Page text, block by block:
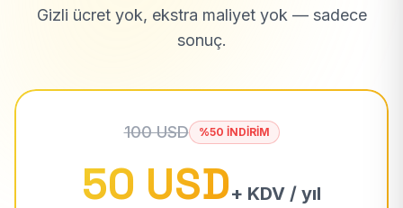
Gizli ücret yok, ekstra maliyet yok — sadece
sonuç.
100 USD %50 İNDİRİM
50 USD+ KDV / yıl